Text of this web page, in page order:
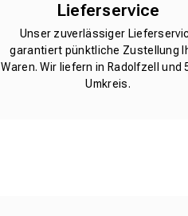
Lieferservice
Unser zuverlässiger
garantiert pünktliche Zustellung
Waren. Wir liefern in Radolfzell und
Umkreis.